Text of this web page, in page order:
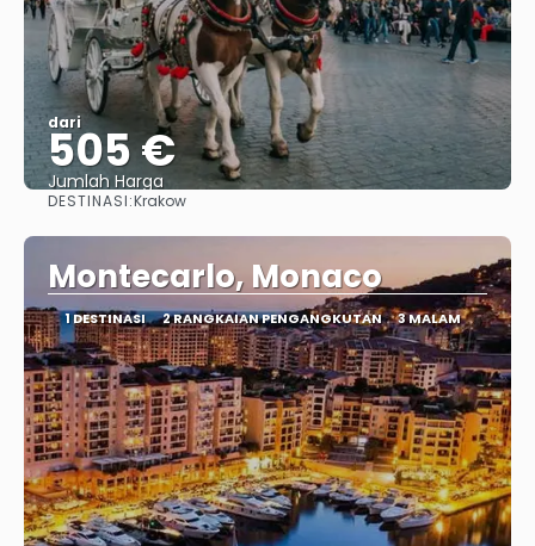
dari
505 €
Jumlah Harga
DESTINASI:Krakow
Montecarlo, Monaco
1 DESTINASI 2 RANGKAIAN PENGANGKUTAN 3 MALAM